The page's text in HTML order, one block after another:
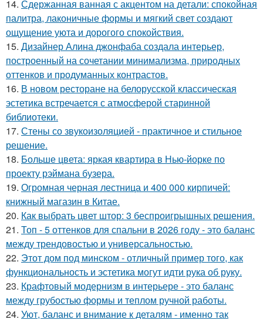
14. Сдержанная ванная с акцентом на детали: спокойная
палитра, лаконичные формы и мягкий свет создают
ощущение уюта и дорогого спокойствия.
15. Дизайнер Алина джонфаба создала интерьер,
построенный на сочетании минимализма, природных
оттенков и продуманных контрастов.
16. В новом ресторане на белорусской классическая
эстетика встречается с атмосферой старинной
библиотеки.
17. Стены со звукоизоляцией - практичное и стильное
решение.
18. Больше цвета: яркая квартира в Нью-йорке по
проекту рэймана бузера.
19. Огромная черная лестница и 400 000 кирпичей:
книжный магазин в Китае.
20. Как выбрать цвет штор: 3 беспроигрышных решения.
21. Топ - 5 оттенков для спальни в 2026 году - это баланс
между трендовостью и универсальностью.
22. Этот дом под минском - отличный пример того, как
функциональность и эстетика могут идти рука об руку.
23. Крафтовый модернизм в интерьере - это баланс
между грубостью формы и теплом ручной работы.
24. Уют, баланс и внимание к деталям - именно так